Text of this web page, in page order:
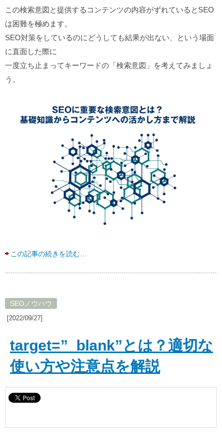
この検索意図と提供するコンテンツの内容がずれているとSEO
は困難を極めます。
SEO対策をしているのにどうしても結果が出ない、という場面
に直面した際に
一度立ち止まってキーワードの「検索意図」を考えてみましょ
う。
この記事の続きを読む…
SEOノウハウ
[2022/09/27]
target=”_blank”とは？適切な
使い方や注意点を解説